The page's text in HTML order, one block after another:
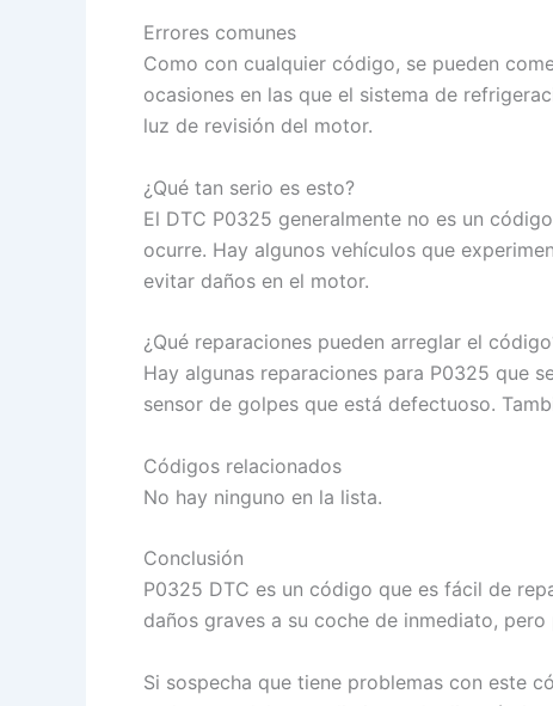
Errores comunes
Como con cualquier código, se pueden
ocasiones en las que el sistema de
luz de revisión del motor.
¿Qué tan serio es esto?
El DTC P0325 generalmente no es un
ocurre. Hay algunos vehículos que
evitar daños en el motor.
¿Qué reparaciones pueden arreglar el
Hay algunas reparaciones para P0325 que
sensor de golpes que está defectuoso.
Códigos relacionados
No hay ninguno en la lista.
Conclusión
P0325 DTC es un código que es fácil de
daños graves a su coche de inmediato,
Si sospecha que tiene problemas con este